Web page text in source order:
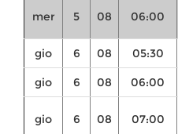
mer 5 08 06:00
gio 6 08 05:30
gio 6 08 06:00
gio 6 08 07:00